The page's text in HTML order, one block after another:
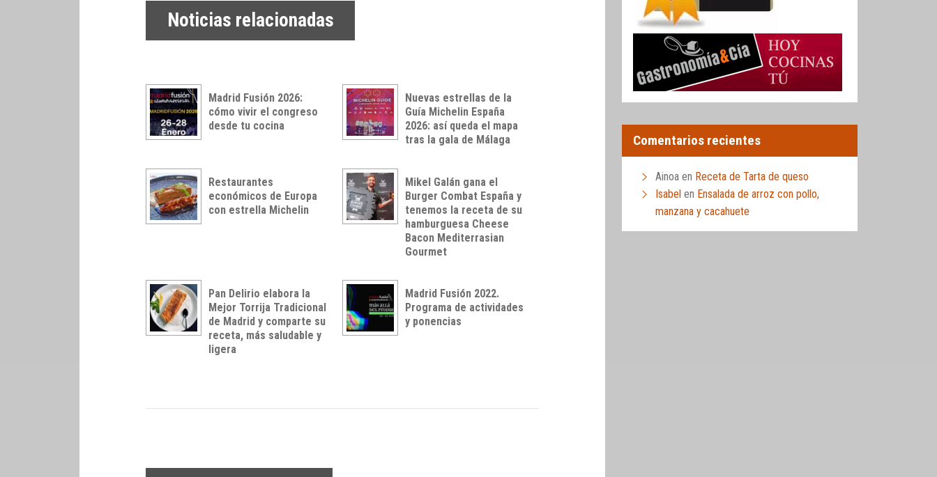
Noticias relacionadas
Madrid Fusión 2026:
cómo vivir el congreso
desde tu cocina
Nuevas estrellas de la
Guía Michelin España
2026: así queda el mapa
tras la gala de Málaga
Restaurantes
económicos de Europa
con estrella Michelin
Mikel Galán gana el
Burger Combat España y
tenemos la receta de su
hamburguesa Cheese
Bacon Mediterrasian
Gourmet
Pan Delirio elabora la
Mejor Torrija Tradicional
de Madrid y comparte su
receta, más saludable y
ligera
Madrid Fusión 2022.
Programa de actividades
y ponencias
Comentarios recientes
Ainoa en Receta de Tarta de queso
Isabel en Ensalada de arroz con pollo,
manzana y cacahuete